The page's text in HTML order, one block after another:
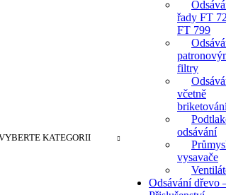
KATEGORII
řady FT
FT 799
filtry
včetně
odsávání
vysavače
Odsávání dřevo